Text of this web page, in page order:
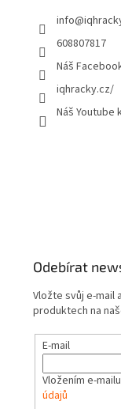
info@
608807817
Náš
iqhracky.cz/
Náš Youtube
Odebírat
Vložte svůj e-mail
produktech na
E-mail
Vložením e-
údajů